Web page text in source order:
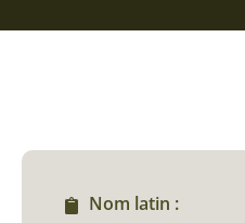
Nom latin :